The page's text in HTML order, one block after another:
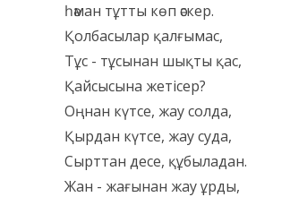
һәман тұтты көп әскер.
Қолбасылар қалғымас,
Тұс - тұсынан шықты қас,
Қайсысына жетісер?
Оңнан күтсе, жау солда,
Қырдан күтсе, жау суда,
Сырттан десе, құбыладан.
Жан - жағынан жау ұрды,